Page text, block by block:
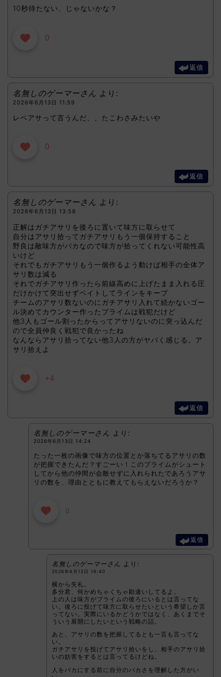
10秒待たない、じゃないかな？
0
返信
名無しのゲーマーさん より:
2026年6月13日 11:59
レベアサって言うんだ、、たこわさみたいや
0
返信
名無しのゲーマーさん より:
2026年6月13日 13:58
正解はガチアサリを後ろに置いて味方に取らせて
自分はアサリ拾ってガチアサリもう一個保持すること
野良は敵味方がバカなので味方が拾ってくれない可能性高
いけど
それでもガチアサリもう一個作るよう動けば相手の全体ア
サリ数は減る
それでガチアサリ作ったら前線高めに上げたまま入れる圧
だけかけて突出せずベイトしてラインをキープ
チームのアサリ数ないのにガチアサリ入れて続かないゴー
ル決めてカウンター作ったプライムは戦犯だけど
他3人もゴール割ったからってアサリないのに突っ込んだ
ので全員仲良く戦犯で良かったね
なんならアサリ拾ってない他3人の方がヤバく感じる。ア
サリ拾えよ
+4
返信
名無しのゲーマーさん より:
2026年6月13日 14:24
たった一枚の画像で味方の位置とか落ちてるアサリの数
が把握できたんだ？すごーい！このプライムがシュート
してから他の仲間が会敵せずに入れられたであろうアサ
リの数を、理由とともに教えてもらえないだろうか？
0
返信
名無しのゲーマーさん より:
2026年6月13日 19:40
横から失礼。
多分君、何かめちゃくちゃ勘違いしてるよ。
上の人は味方がプライムの後ろにいるとは言ってな
い。後ろに投げて味方に取らせたいという希望しか言
ってない。実際にいるかどうかではなく、あくまでそ
ういう展開にしたいという戦略の話。
あと、アサリの数を把握してるとも一言も言ってな
い。
ガチアサリを投げてアサリ拾いをし、相手のアサリ拾
いの妨害をするとは言ってるけどね。
人をバカにする前に自分のバカさを理解した方がい